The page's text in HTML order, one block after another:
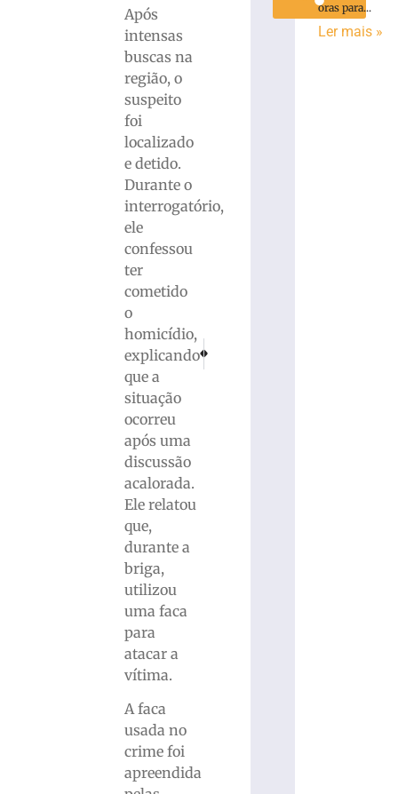
Após
intensas
buscas na
região, o
suspeito
foi
localizado
e detido.
Durante o
interrogatório,
ele
confessou
ter
cometido
o
homicídio,
explicando
que a
situação
ocorreu
após uma
discussão
acalorada.
Ele relatou
que,
durante a
briga,
utilizou
uma faca
para
atacar a
vítima.
A faca
usada no
crime foi
apreendida
PRÓXIMO
Jovem motociclista morre em acidente no
oras para...
Ler mais »